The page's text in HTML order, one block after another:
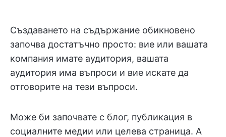
Създаването на съдържание обикновено
започва достатъчно просто: вие или вашата
компания имате аудитория, вашата
аудитория има въпроси и вие искате да
отговорите на тези въпроси.
Може би започвате с блог, публикация в
социалните медии или целева страница. А